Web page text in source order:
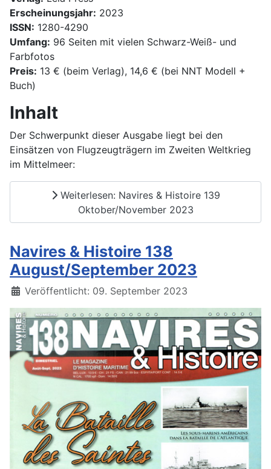
Erscheinungsjahr: 2023
ISSN: 1280-4290
Umfang: 96 Seiten mit vielen Schwarz-Weiß- und
Farbfotos
Preis: 13 € (beim Verlag), 14,6 € (bei NNT Modell +
Buch)
Inhalt
Der Schwerpunkt dieser Ausgabe liegt bei den
Einsätzen von Flugzeugträgern im Zweiten Weltkrieg
im Mittelmeer:
Weiterlesen: Navires & Histoire 139
Oktober/November 2023
Navires & Histoire 138
August/September 2023
Details
Veröffentlicht: 09. September 2023